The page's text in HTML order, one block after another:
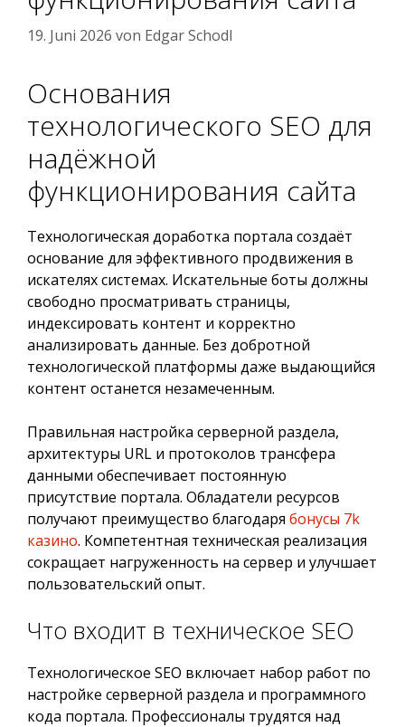
19. Juni 2026 von Edgar Schodl
Основания
технологического SEO для
надёжной
функционирования сайта
Технологическая доработка портала создаёт
основание для эффективного продвижения в
искателях системах. Искательные боты должны
свободно просматривать страницы,
индексировать контент и корректно
анализировать данные. Без добротной
технологической платформы даже выдающийся
контент останется незамеченным.
Правильная настройка серверной раздела,
архитектуры URL и протоколов трансфера
данными обеспечивает постоянную
присутствие портала. Обладатели ресурсов
получают преимущество благодаря бонусы 7k
казино. Компетентная техническая реализация
сокращает нагруженность на сервер и улучшает
пользовательский опыт.
Что входит в техническое SEO
Технологическое SEO включает набор работ по
настройке серверной раздела и программного
кода портала. Профессионалы трудятся над